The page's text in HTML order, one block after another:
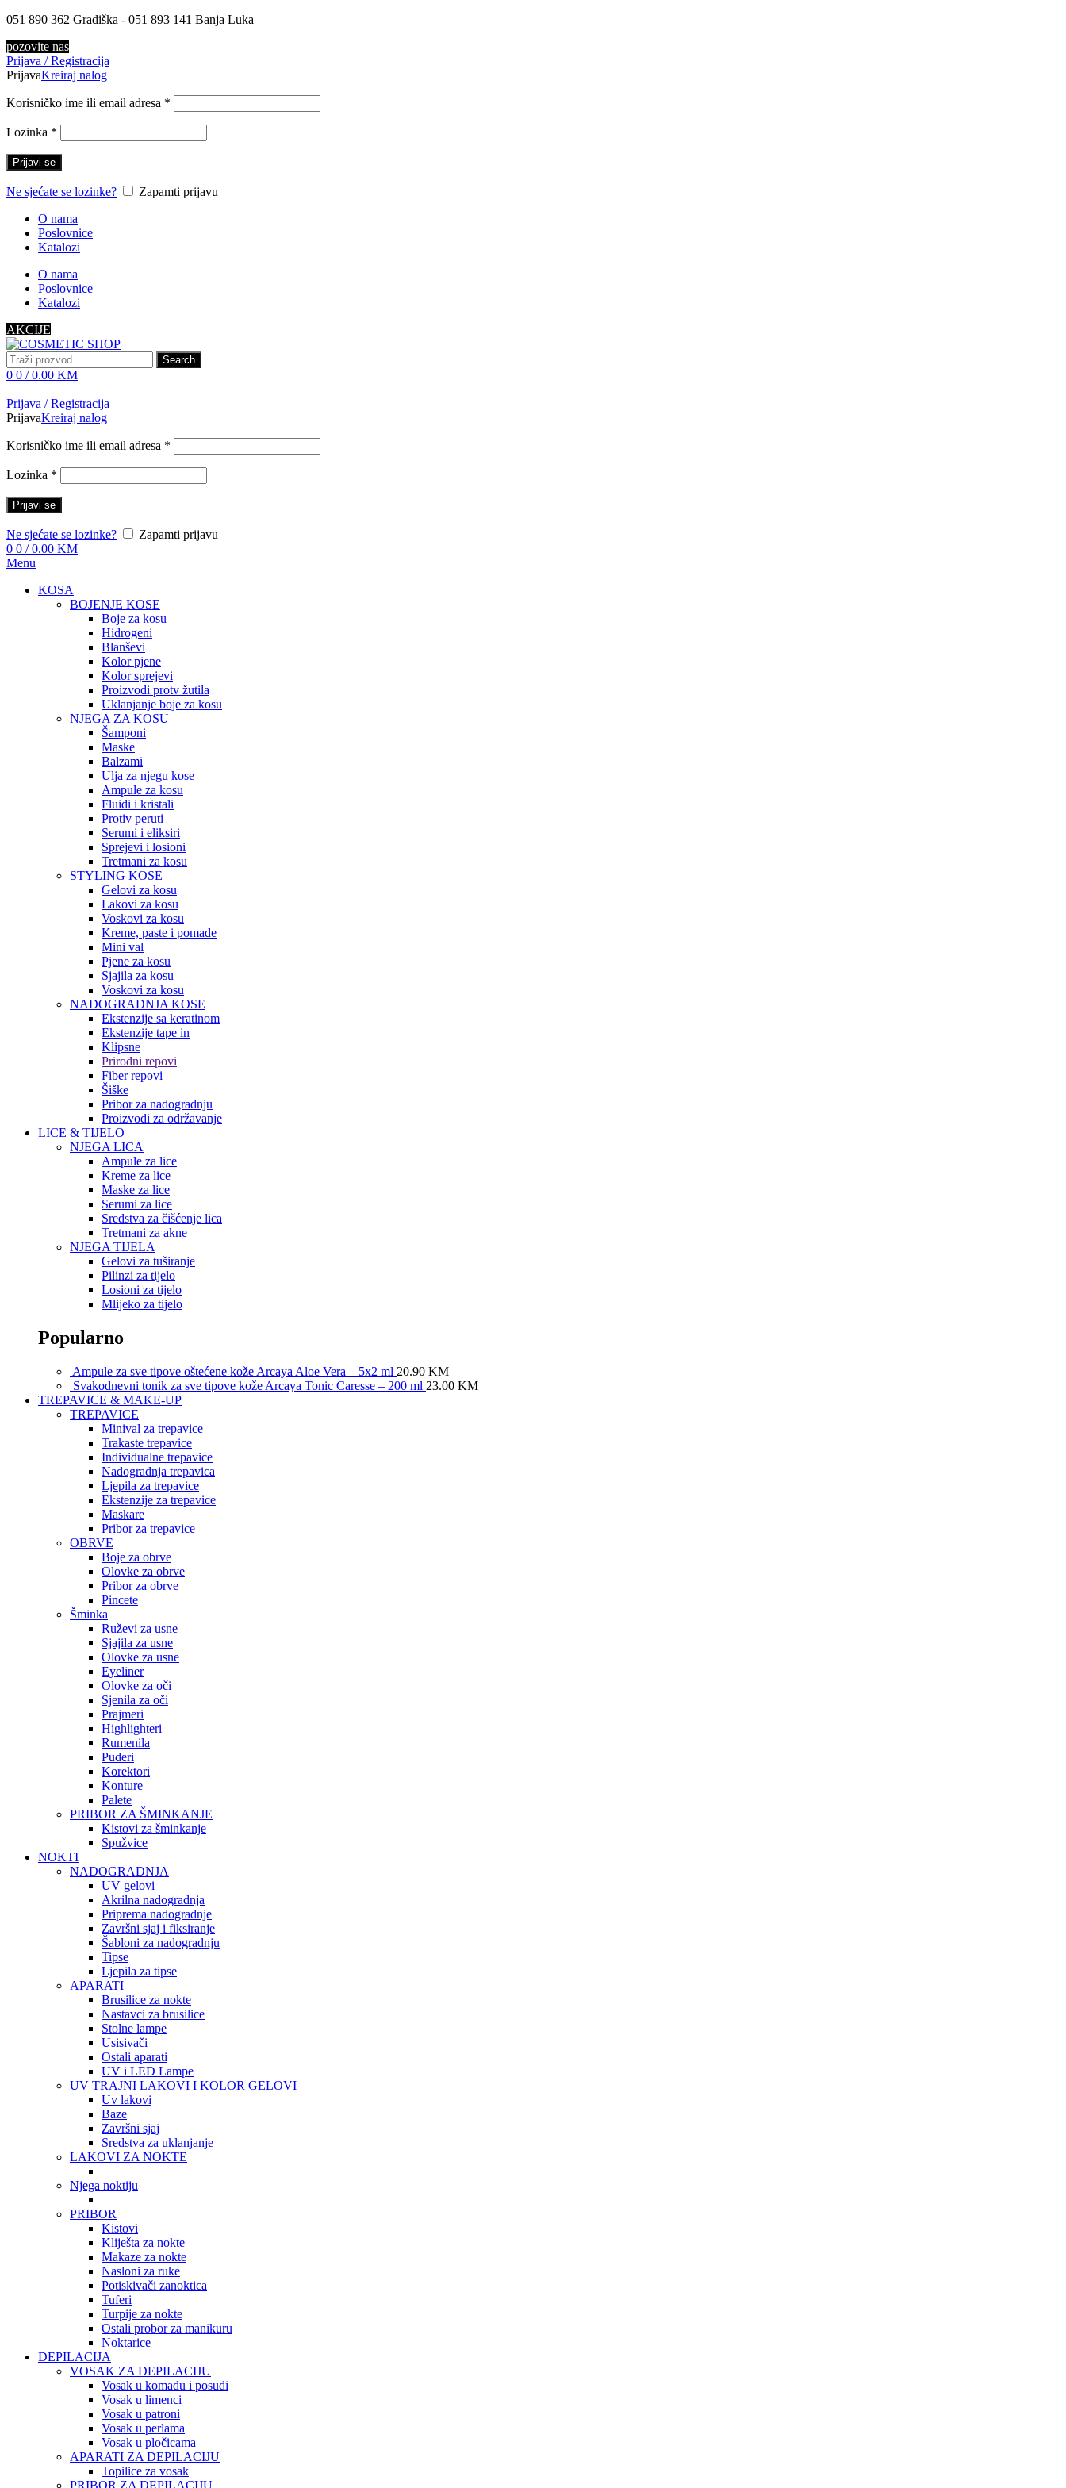
051 890 362 Gradiška - 051 893 141 Banja Luka
pozovite nas
Prijava / Registracija
PrijavaKreiraj nalog
Korisničko ime ili email adresa *
Lozinka *
Prijavi se
Ne sjećate se lozinke?
Zapamti prijavu
O nama
Poslovnice
Katalozi
O nama
Poslovnice
Katalozi
AKCIJE
Search
0 0 / 0.00 KM
Prijava / Registracija
PrijavaKreiraj nalog
Korisničko ime ili email adresa *
Lozinka *
Prijavi se
Ne sjećate se lozinke?
Zapamti prijavu
0 0 / 0.00 KM
Menu
KOSA
BOJENJE KOSE
Boje za kosu
Hidrogeni
Blanševi
Kolor pjene
Kolor sprejevi
Proizvodi protv žutila
Uklanjanje boje za kosu
NJEGA ZA KOSU
Šamponi
Maske
Balzami
Ulja za njegu kose
Ampule za kosu
Fluidi i kristali
Protiv peruti
Serumi i eliksiri
Sprejevi i losioni
Tretmani za kosu
STYLING KOSE
Gelovi za kosu
Lakovi za kosu
Voskovi za kosu
Kreme, paste i pomade
Mini val
Pjene za kosu
Sjajila za kosu
Voskovi za kosu
NADOGRADNJA KOSE
Ekstenzije sa keratinom
Ekstenzije tape in
Klipsne
Prirodni repovi
Fiber repovi
Šiške
Pribor za nadogradnju
Proizvodi za održavanje
LICE & TIJELO
NJEGA LICA
Ampule za lice
Kreme za lice
Maske za lice
Serumi za lice
Sredstva za čišćenje lica
Tretmani za akne
NJEGA TIJELA
Gelovi za tuširanje
Pilinzi za tijelo
Losioni za tijelo
Mlijeko za tijelo
Popularno
Ampule za sve tipove oštećene kože Arcaya Aloe Vera – 5x2 ml 20.90 KM
Svakodnevni tonik za sve tipove kože Arcaya Tonic Caresse – 200 ml 23.00 KM
TREPAVICE & MAKE-UP
TREPAVICE
Minival za trepavice
Trakaste trepavice
Individualne trepavice
Nadogradnja trepavica
Ljepila za trepavice
Ekstenzije za trepavice
Maskare
Pribor za trepavice
OBRVE
Boje za obrve
Olovke za obrve
Pribor za obrve
Pincete
Šminka
Ruževi za usne
Sjajila za usne
Olovke za usne
Eyeliner
Olovke za oči
Sjenila za oči
Prajmeri
Highlighteri
Rumenila
Puderi
Korektori
Konture
Palete
PRIBOR ZA ŠMINKANJE
Kistovi za šminkanje
Spužvice
NOKTI
NADOGRADNJA
UV gelovi
Akrilna nadogradnja
Priprema nadogradnje
Završni sjaj i fiksiranje
Šabloni za nadogradnju
Tipse
Ljepila za tipse
APARATI
Brusilice za nokte
Nastavci za brusilice
Stolne lampe
Usisivači
Ostali aparati
UV i LED Lampe
UV TRAJNI LAKOVI I KOLOR GELOVI
Uv lakovi
Baze
Završni sjaj
Sredstva za uklanjanje
LAKOVI ZA NOKTE
Njega noktiju
PRIBOR
Kistovi
Kliješta za nokte
Makaze za nokte
Nasloni za ruke
Potiskivači zanoktica
Tuferi
Turpije za nokte
Ostali probor za manikuru
Noktarice
DEPILACIJA
VOSAK ZA DEPILACIJU
Vosak u komadu i posudi
Vosak u limenci
Vosak u patroni
Vosak u perlama
Vosak u pločicama
APARATI ZA DEPILACIJU
Topilice za vosak
PRIBOR ZA DEPILACIJU